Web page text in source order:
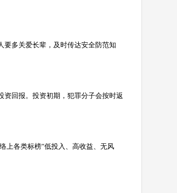
要多关爱长辈，及时传达安全防范知
资回报。投资初期，犯罪分子会按时返
上各类标榜“低投入、高收益、无风